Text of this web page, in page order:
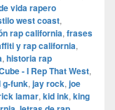
vida rapero
west coast,
rap california, frases
y rap california,
, historia rap
- I Rep That West,
g-funk, jay rock, joe
lamar, kid ink, king